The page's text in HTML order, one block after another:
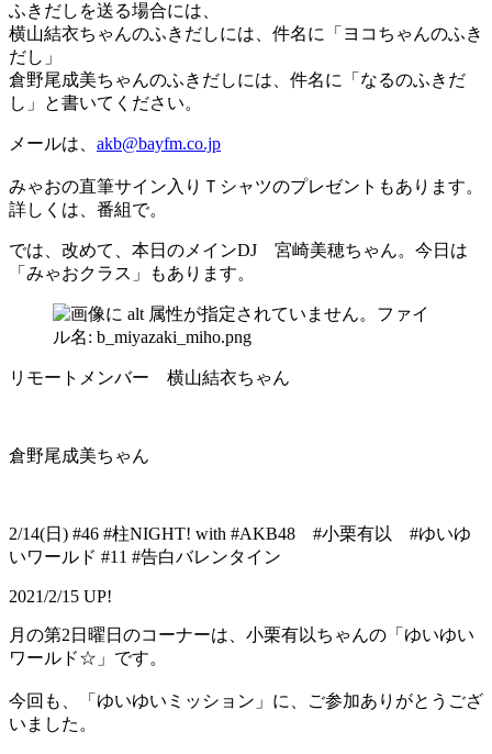
ふきだしを送る場合には、
横山結衣ちゃんのふきだしには、件名に「ヨコちゃんのふき
だし」
倉野尾成美ちゃんのふきだしには、件名に「なるのふきだ
し」と書いてください。
メールは、 akb@bayfm.co.jp
みゃおの直筆サイン入りＴシャツのプレゼントもあります。
詳しくは、番組で。
では、改めて、本日のメインDJ 宮崎美穂ちゃん。今日は
「みゃおクラス」もあります。
リモートメンバー 横山結衣ちゃん
倉野尾成美ちゃん
2/14(日) #46 #柱NIGHT! with #AKB48 #小栗有以 #ゆいゆ
いワールド #11 #告白バレンタイン
2021/2/15 UP!
月の第2日曜日のコーナーは、小栗有以ちゃんの「ゆいゆい
ワールド☆」です。
今回も、「ゆいゆいミッション」に、ご参加ありがとうござ
いました。